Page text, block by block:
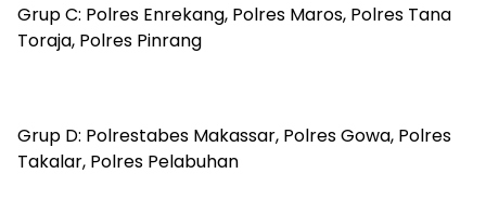
Grup C: Polres Enrekang, Polres Maros, Polres Tana
Toraja, Polres Pinrang
Grup D: Polrestabes Makassar, Polres Gowa, Polres
Takalar, Polres Pelabuhan